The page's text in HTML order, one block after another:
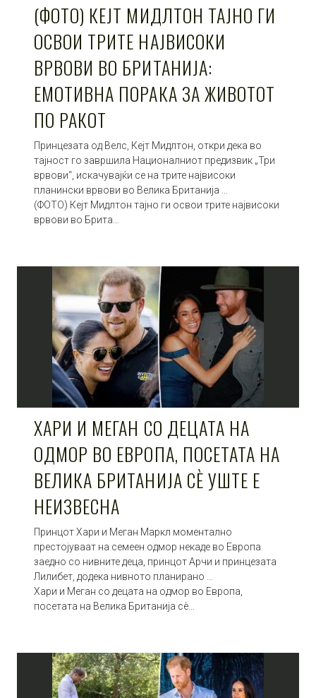
(ФОТО) КЕЈТ МИДЛТОН ТАЈНО ГИ
ОСВОИ ТРИТЕ НАЈВИСОКИ
ВРВОВИ ВО БРИТАНИЈА:
ЕМОТИВНА ПОРАКА ЗА ЖИВОТОТ
ПО РАКОТ
Принцезата од Велс, Кејт Мидлтон, откри дека во
тајност го завршила Националниот предизвик „Три
врвови“, искачувајќи се на трите највисоки
планински врвови во Велика Британија …
(ФОТО) Кејт Мидлтон тајно ги освои трите највисоки
врвови во Брита…
ХАРИ И МЕГАН СО ДЕЦАТА НА
ОДМОР ВО ЕВРОПА, ПОСЕТАТА НА
ВЕЛИКА БРИТАНИЈА СÈ УШТЕ Е
НЕИЗВЕСНА
Принцот Хари и Меган Маркл моментално
престојуваат на семеен одмор некаде во Европа
заедно со нивните деца, принцот Арчи и принцезата
Лилибет, додека нивното планирано …
Хари и Меган со децата на одмор во Европа,
посетата на Велика Британија сè…